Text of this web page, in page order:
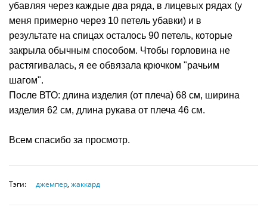
убавляя через каждые два ряда, в лицевых рядах (у
меня примерно через 10 петель убавки) и в
результате на спицах осталось 90 петель, которые
закрыла обычным способом. Чтобы горловина не
растягивалась, я ее обвязала крючком "рачьим
шагом".
После ВТО: длина изделия (от плеча) 68 см, ширина
изделия 62 см, длина рукава от плеча 46 см.
Всем спасибо за просмотр.
Тэги: джемпер, жаккард